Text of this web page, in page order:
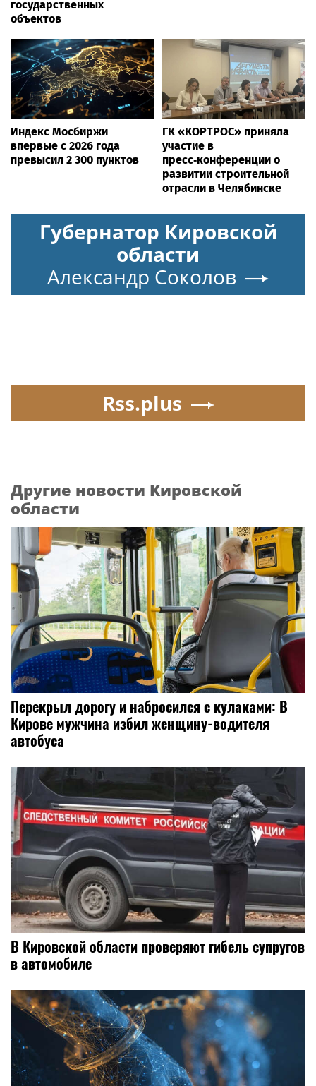
государственных
объектов
Индекс Мосбиржи
впервые с 2026 года
превысил 2 300 пунктов
ГК «КОРТРОС» приняла
участие в
пресс‑конференции о
развитии строительной
отрасли в Челябинске
Губернатор Кировской
области
Александр Соколов
Rss.plus
Другие новости Кировской
области
Перекрыл дорогу и набросился с кулаками: В
Кирове мужчина избил женщину-водителя
автобуса
В Кировской области проверяют гибель супругов
в автомобиле